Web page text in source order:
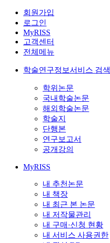
회원가입
로그인
MyRISS
고객센터
전체메뉴
학술연구정보서비스 검색
학위논문
국내학술논문
해외학술논문
학술지
단행본
연구보고서
공개강의
MyRISS
내 추천논문
내 책장
내 최근 본 논문
내 저작물관리
내 구매·신청 현황
내 서비스 사용권한